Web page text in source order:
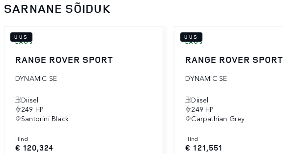
SARNANE SÕIDUK
UUS
LAOS
RANGE ROVER SPORT
DYNAMIC SE
Diisel
249 HP
Santorini Black
hind
€ 120,324
UUS
LAOS
RANGE ROVER SPORT
DYNAMIC SE
Diisel
249 HP
Carpathian Grey
hind
€ 121,551